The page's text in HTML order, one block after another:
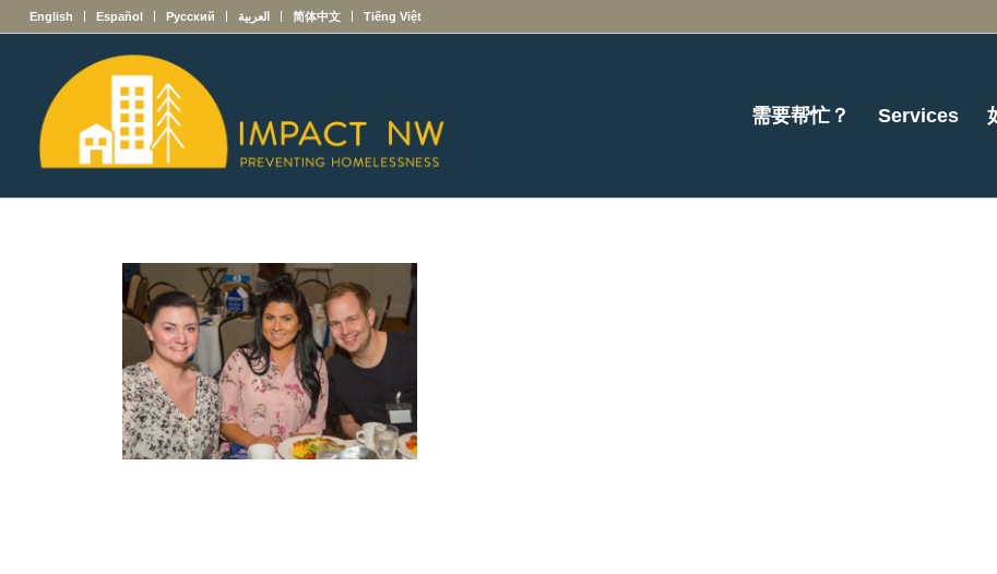
English Español Русский العربية 简体中文 Tiếng Việt
需要帮忙？ Services